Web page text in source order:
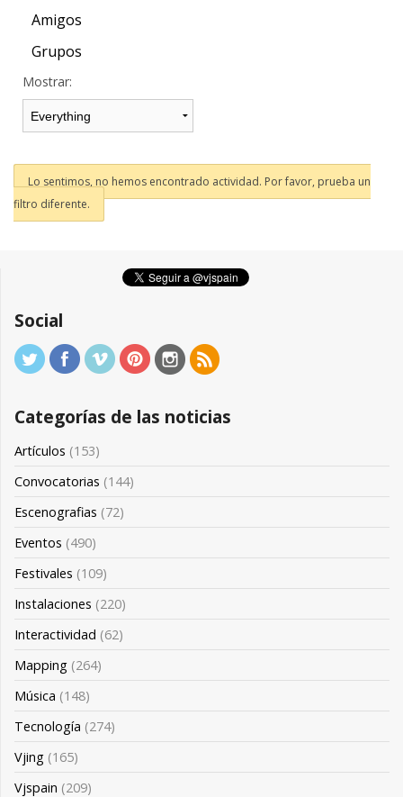
Amigos
Grupos
Mostrar:
Lo sentimos, no hemos encontrado actividad. Por favor, prueba un
filtro diferente.
Social
Categorías de las noticias
Artículos (153)
Convocatorias (144)
Escenografias (72)
Eventos (490)
Festivales (109)
Instalaciones (220)
Interactividad (62)
Mapping (264)
Música (148)
Tecnología (274)
Vjing (165)
Vjspain (209)